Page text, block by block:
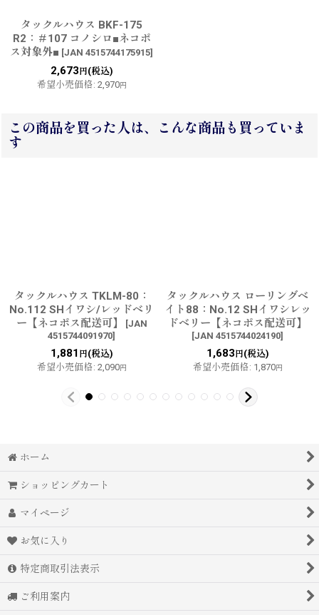
タックルハウス BKF-175
R2：＃107 コノシロ■ネコポ
ス対象外■ [JAN 4515744175915]
2,673 円(税込)
希望小売価格: 2,970円
この商品を買った人は、こんな商品も買っていま
す
タックルハウス TKLM-80：
No.112 SHイワシ/レッドベリ
ー【ネコポス配送可】
[JAN
4515744091970]
1,881 円(税込)
希望小売価格: 2,090円
タックルハウス ローリングベ
イト88：No.12 SHイワシレッ
ドベリー【ネコポス配送可】
[JAN 4515744024190]
1,683 円(税込)
希望小売価格: 1,870円
ホーム
ショッピングカート
マイページ
お気に入り
特定商取引法表示
ご利用案内